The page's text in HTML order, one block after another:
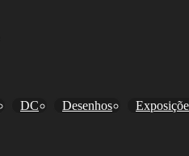
DC Desenhos